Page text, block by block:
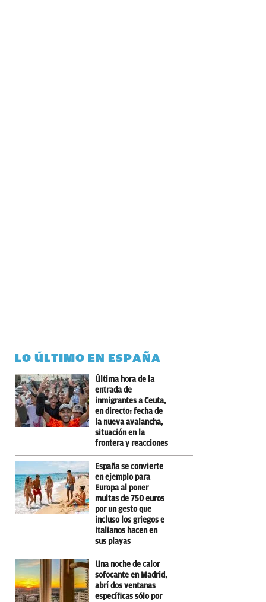
LO ÚLTIMO EN ESPAÑA
Última hora de la
entrada de
inmigrantes a Ceuta,
en directo: fecha de
la nueva avalancha,
situación en la
frontera y reacciones
España se convierte
en ejemplo para
Europa al poner
multas de 750 euros
por un gesto que
incluso los griegos e
italianos hacen en
sus playas
Una noche de calor
sofocante en Madrid,
abrí dos ventanas
específicas sólo por